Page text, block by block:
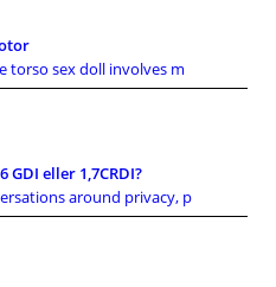
torso sex doll involves m
GDI eller 1,7CRDI?
around privacy, p